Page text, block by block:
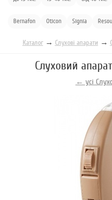
Bernafon Oticon Signia
Каталог→ Слухові апарати →
Слуховий
← усі